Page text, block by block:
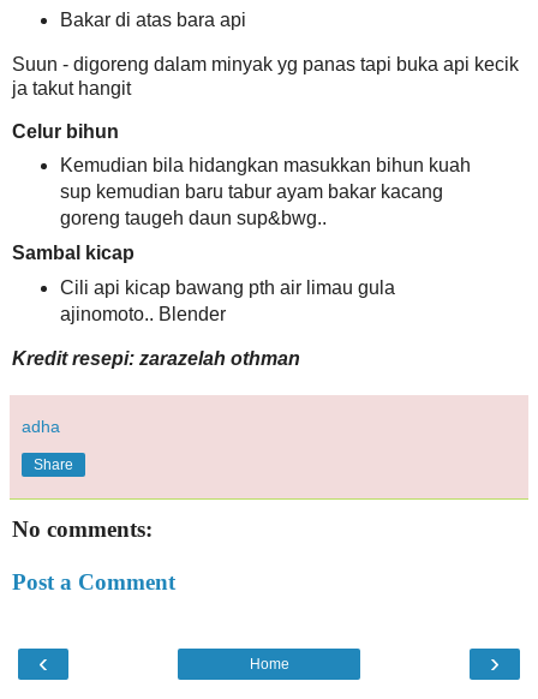
Bakar di atas bara api
Suun - digoreng dalam minyak yg panas tapi buka api kecik
ja takut hangit
Celur bihun
Kemudian bila hidangkan masukkan bihun kuah
sup kemudian baru tabur ayam bakar kacang
goreng taugeh daun sup&bwg..
Sambal kicap
Cili api kicap bawang pth air limau gula
ajinomoto.. Blender
Kredit resepi: zarazelah othman
adha
Share
No comments:
Post a Comment
‹ ›
Home